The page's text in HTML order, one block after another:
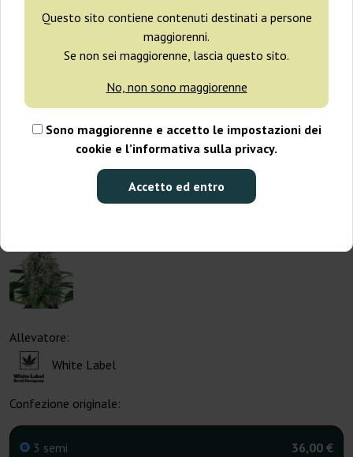
Questo sito contiene contenuti destinati a persone
maggiorenni.
Se non sei maggiorenne, lascia questo sito.
No, non sono maggiorenne
Sono maggiorenne e accetto le impostazioni dei
cookie e l’informativa sulla privacy.
Accetto ed entro
Allevatore:
White Label
Confezione originale:
3 semi 36,00 €